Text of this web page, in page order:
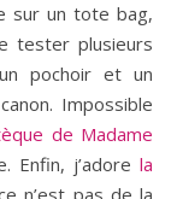
sur un tote bag,
tester plusieurs
pochoir et un
Impossible
de Madame
Enfin, j’adore la